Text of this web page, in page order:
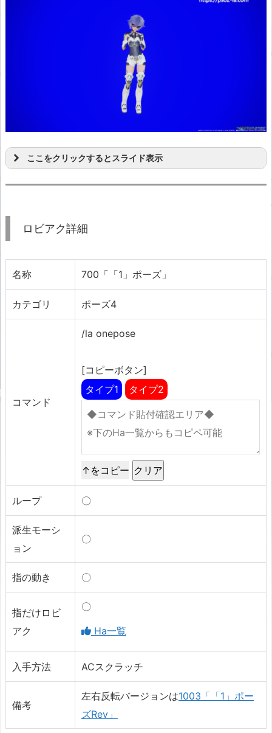
ここをクリックするとスライド表示
ロビアク詳細
名称 700「「1」ポーズ」
カテゴリ ポーズ4
コマンド
/la onepose
[コピーボタン]
タイプ1
タイプ2
↑をコピー
ループ 〇
派生モーシ
ョン
〇
指の動き 〇
指だけロビ
アク
〇
Ha一覧
入手方法 ACスクラッチ
備考
左右反転バージョンは1003「「1」ポー
ズRev」